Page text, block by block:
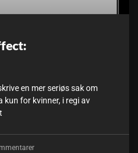
en mer seriøs sak om
for kvinner, i regi av